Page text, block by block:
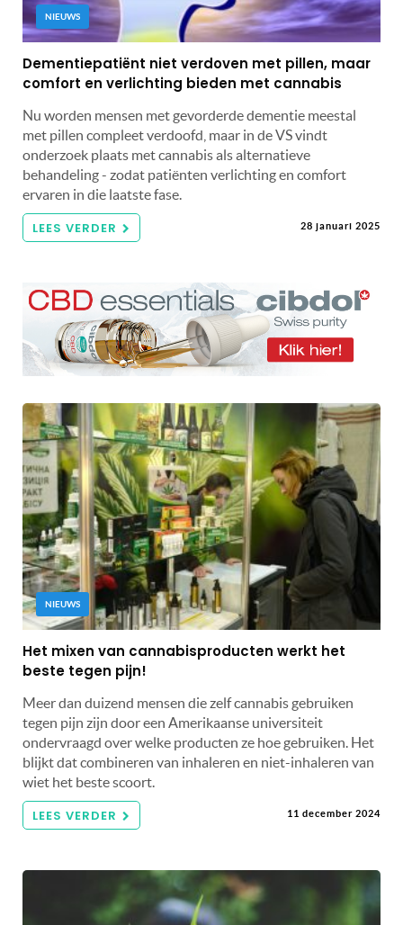
NIEUWS
Dementiepatiënt niet verdoven met pillen, maar
comfort en verlichting bieden met cannabis
Nu worden mensen met gevorderde dementie meestal
met pillen compleet verdoofd, maar in de VS vindt
onderzoek plaats met cannabis als alternatieve
behandeling - zodat patiënten verlichting en comfort
ervaren in die laatste fase.
LEES VERDER 28 januari 2025
NIEUWS
Het mixen van cannabisproducten werkt het
beste tegen pijn!
Meer dan duizend mensen die zelf cannabis gebruiken
tegen pijn zijn door een Amerikaanse universiteit
ondervraagd over welke producten ze hoe gebruiken. Het
blijkt dat combineren van inhaleren en niet-inhaleren van
wiet het beste scoort.
LEES VERDER 11 december 2024